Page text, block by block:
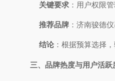
关键要求 ：用户权限
推荐品牌 ：济南骏德
结论：根据预算选择
三、品牌热度与用户活跃